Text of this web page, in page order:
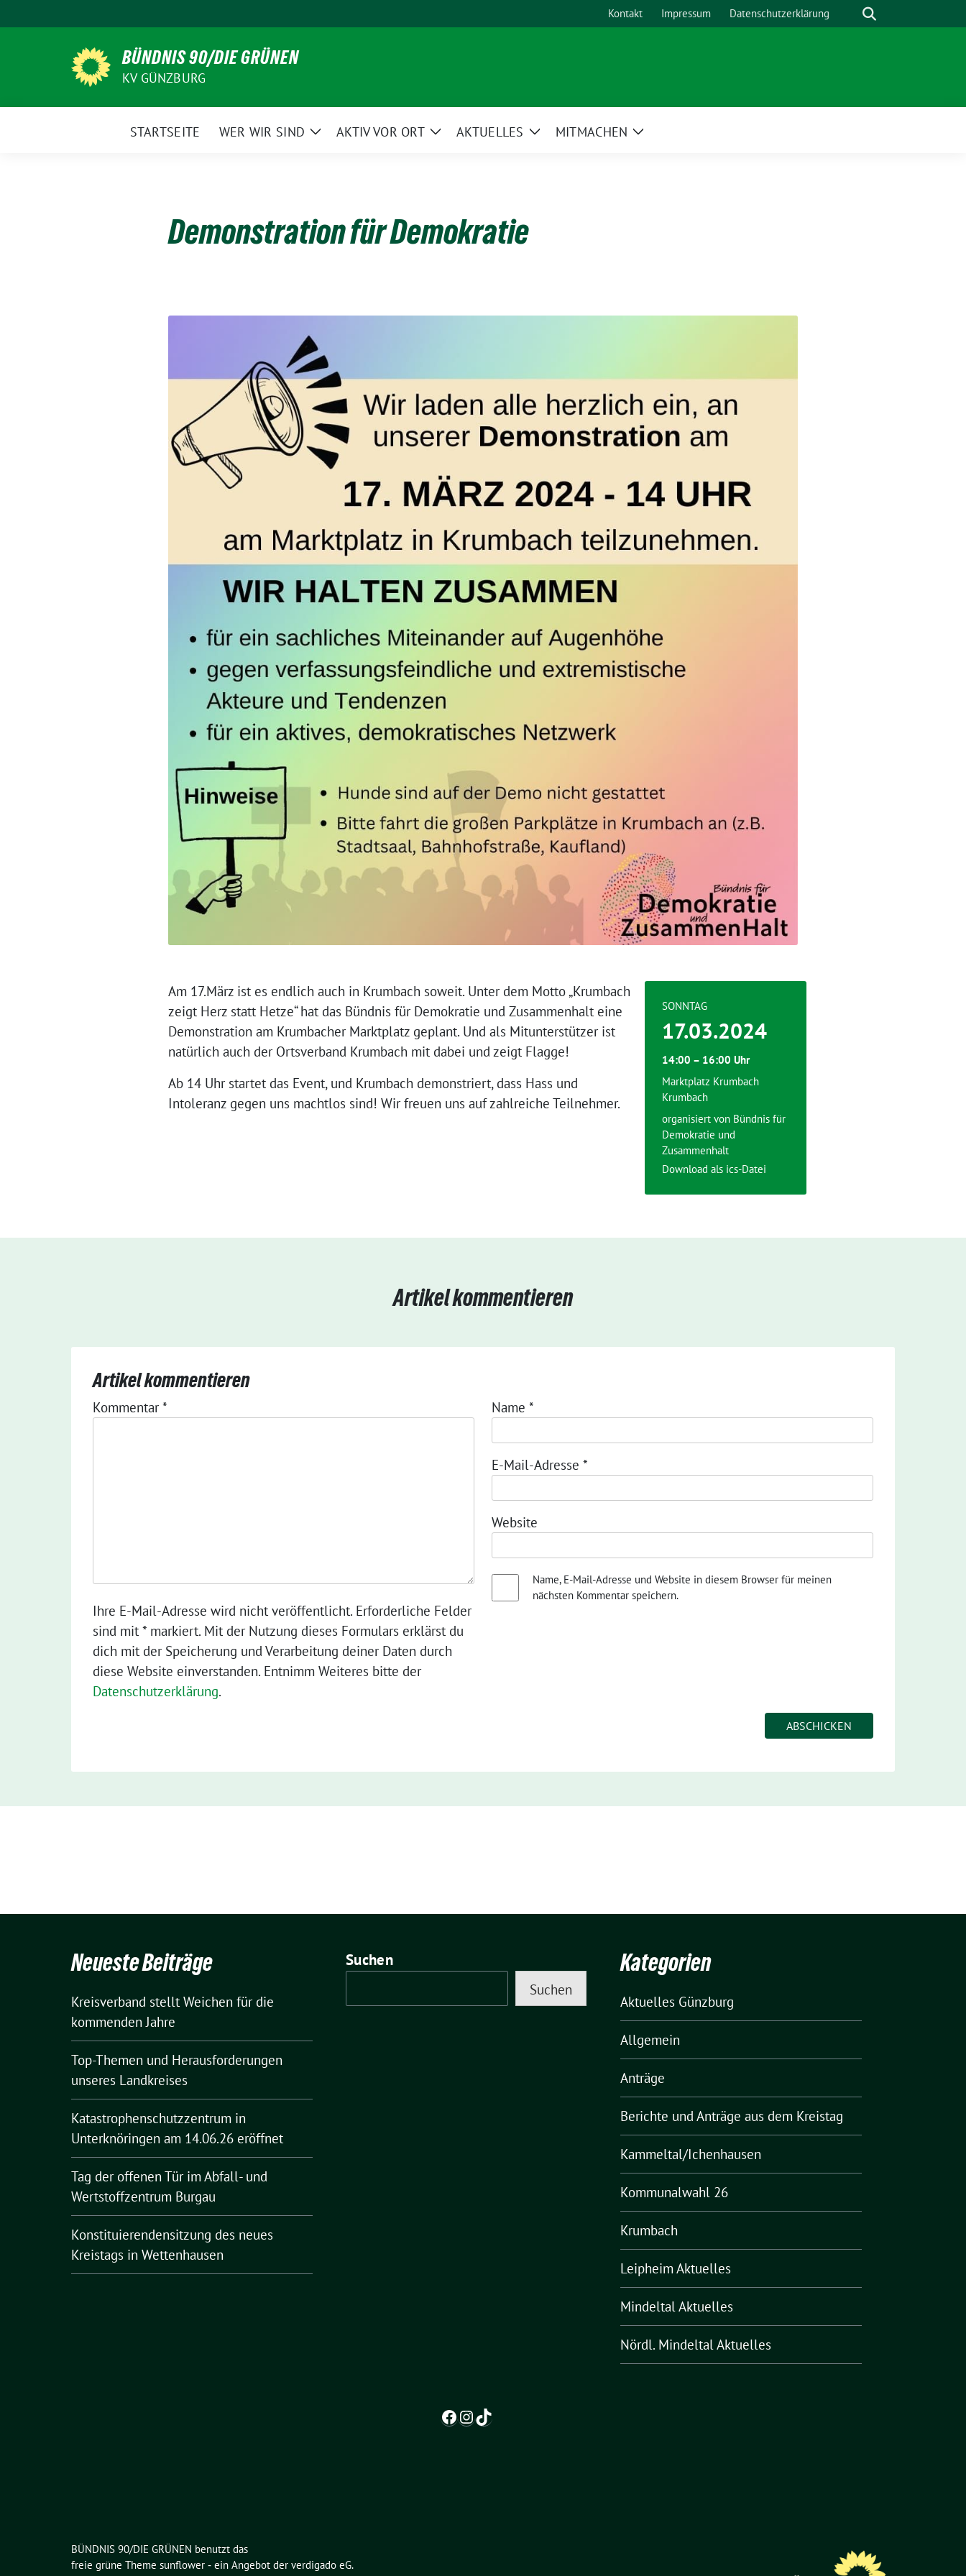
zum
Kontakt Impressum Datenschutzerklärung Suche
BÜNDNIS 90/DIE GRÜNEN
KV GÜNZBURG
STARTSEITE WER WIR SIND
ZeigeAKTIV VOR ORT
ZeigeAKTUELLES
ZeigeMITMACHEN
Zeige
Demonstration für Demokratie
Am 17.März ist es endlich auch in Krumbach soweit. Unter dem Motto „Krumbach
zeigt Herz statt Hetze“ hat das Bündnis für Demokratie und Zusammenhalt eine
Demonstration am Krumbacher Marktplatz geplant. Und als Mitunterstützer ist
natürlich auch der Ortsverband Krumbach mit dabei und zeigt Flagge!
Ab 14 Uhr startet das Event, und Krumbach demonstriert, dass Hass und
Intoleranz gegen uns machtlos sind! Wir freuen uns auf zahlreiche Teilnehmer.
SONNTAG
17.03.2024
14:00 – 16:00 Uhr
Marktplatz Krumbach
Krumbach
organisiert von Bündnis für
Demokratie und
Zusammenhalt
Download als ics-Datei
Artikel kommentieren
Artikel kommentieren
Kommentar*
Ihre E-Mail-Adresse wird nicht veröffentlicht. Erforderliche Felder
sind mit * markiert. Mit der Nutzung dieses Formulars erklärst du
dich mit der Speicherung und Verarbeitung deiner Daten durch
diese Website einverstanden. Entnimm Weiteres bitte der
Datenschutzerklärung.
Name *
E-Mail-Adresse *
Website
Name, E-Mail-Adresse und Website in diesem Browser für meinen
nächsten Kommentar speichern.
Neueste Beiträge
Kreisverband stellt Weichen für die
kommenden Jahre
Top-Themen und Herausforderungen
unseres Landkreises
Katastrophenschutzzentrum in
Unterknöringen am 14.06.26 eröffnet
Tag der offenen Tür im Abfall- und
Wertstoffzentrum Burgau
Konstituierendensitzung des neues
Kreistags in Wettenhausen
Suchen
Suchen
Kategorien
Aktuelles Günzburg
Allgemein
Anträge
Berichte und Anträge aus dem Kreistag
Kammeltal/Ichenhausen
Kommunalwahl 26
Krumbach
Leipheim Aktuelles
Mindeltal Aktuelles
Nördl. Mindeltal Aktuelles
Facebook
Instagram
TikTok
BÜNDNIS 90/DIE GRÜNEN benutzt das
freie grüne Theme sunflower ‐ ein Angebot der verdigado eG.